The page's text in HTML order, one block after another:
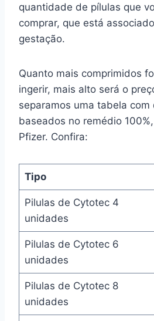
quantidade de pílulas que
comprar, que está
gestação.
Quanto mais comprimidos
ingerir, mais alto será o
separamos uma tabela com
baseados no remédio
Pfizer. Confira:
Tipo
Pilulas de Cytotec 4
unidades
Pilulas de Cytotec 6
unidades
Pilulas de Cytotec 8
unidades